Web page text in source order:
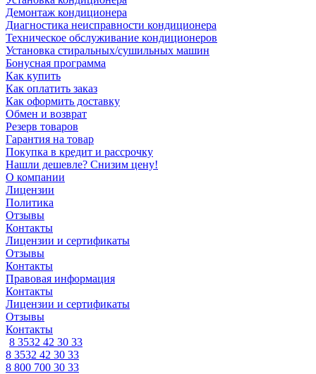
Демонтаж кондиционера
Диагностика неисправности кондиционера
Техническое обслуживание кондиционеров
Установка стиральных/сушильных машин
Бонусная программа
Как купить
Как оплатить заказ
Как оформить доставку
Обмен и возврат
Резерв товаров
Гарантия на товар
Покупка в кредит и рассрочку
Нашли дешевле? Снизим цену!
О компании
Лицензии
Политика
Отзывы
Контакты
Лицензии и сертификаты
Отзывы
Контакты
Правовая информация
Контакты
Лицензии и сертификаты
Отзывы
Контакты
8 3532 42 30 33
8 3532 42 30 33
8 800 700 30 33